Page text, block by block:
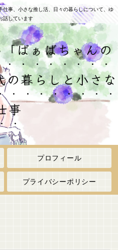
仕事、小さな推し活、日々の暮らしについて、ゆ
話しています
ばぁばちゃんの
暮らしと小さな
事
プロフィール
プライバシーポリシー